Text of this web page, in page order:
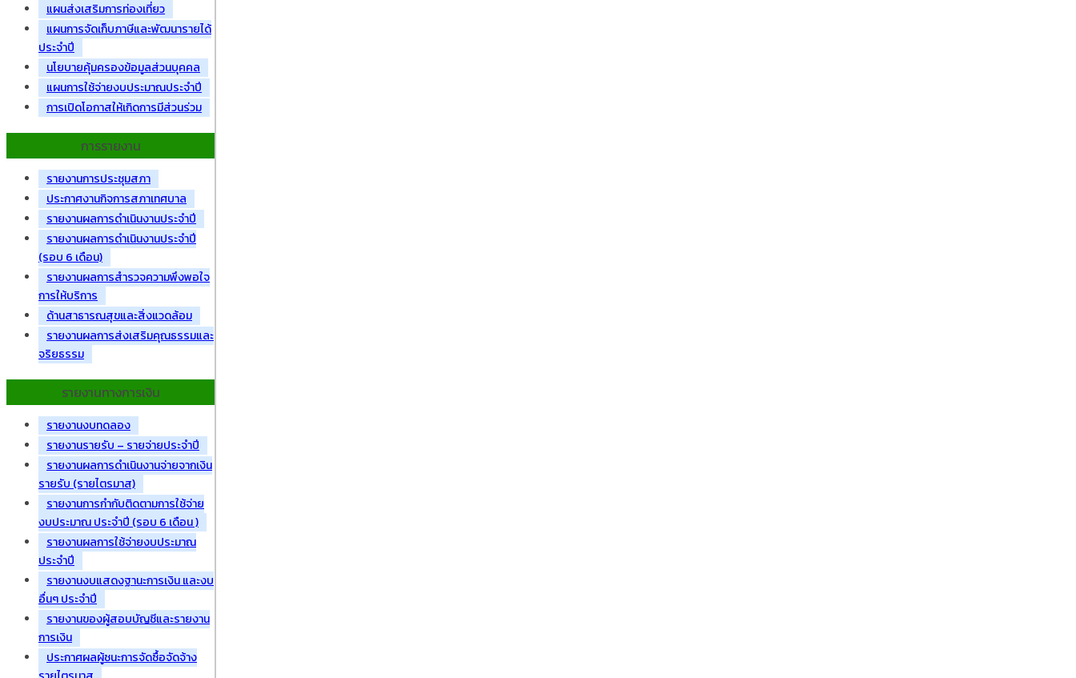
แผนส่งเสริมการท่องเที่ยว
แผนการจัดเก็บภาษีและพัฒนารายได้
ประจำปี
นโยบายคุ้มครองข้อมูลส่วนบุคคล
แผนการใช้จ่ายงบประมาณประจำปี
การเปิดโอกาสให้เกิดการมีส่วนร่วม
การรายงาน
รายงานการประชุมสภา
ประกาศงานกิจการสภาเทศบาล
รายงานผลการดำเนินงานประจำปี
รายงานผลการดำเนินงานประจำปี
(รอบ 6 เดือน)
รายงานผลการสำรวจความพึงพอใจ
การให้บริการ
ด้านสาธารณสุขและสิ่งแวดล้อม
รายงานผลการส่งเสริมคุณธรรมและ
จริยธรรม
รายงานทางการเงิน
รายงานงบทดลอง
รายงานรายรับ – รายจ่ายประจำปี
รายงานผลการดำเนินงานจ่ายจากเงิน
รายรับ (รายไตรมาส)
รายงานการกำกับติดตามการใช้จ่าย
งบประมาณ ประจำปี (รอบ 6 เดือน )
รายงานผลการใช้จ่ายงบประมาณ
ประจำปี
รายงานงบแสดงฐานะการเงิน และงบ
อื่นๆ ประจำปี
รายงานของผู้สอบบัญชีและรายงาน
การเงิน
ประกาศผลผู้ชนะการจัดซื้อจัดจ้าง